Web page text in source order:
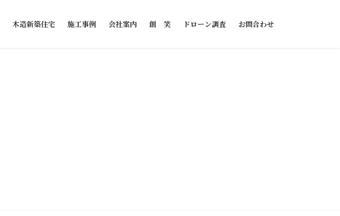
木造新築住宅 施工事例 会社案内 創 笑 ドローン調査 お問合わせ